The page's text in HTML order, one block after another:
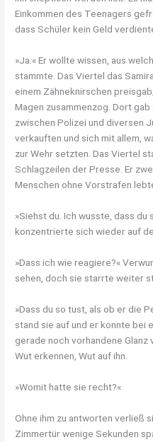
Einkommen des Teenagers
dass Schüler kein Geld
»Ja.« Er wollte wissen, aus
stammte. Das Viertel das
einem Zähneknirschen
Magen zusammenzog. Dort
zwischen Polizei und diversen
verkauften und sich mit allem,
zur Wehr setzten. Das Viertel
Schlagzeilen der Presse. Er
Menschen ohne Vorstrafen
»Siehst du. Ich wusste, dass du
konzentrierte sich wieder auf
»Dass ich wie reagiere?«
sehen, doch sie starrte weiter
»Dass du so tust, als ob er die
stand sie auf und er konnte bei
gerade noch vorhandene
Wut erkennen, Wut auf ihn.
»Womit hatte sie recht?«
Ohne ihm zu antworten verließ
Zimmertür wenige Sekunden